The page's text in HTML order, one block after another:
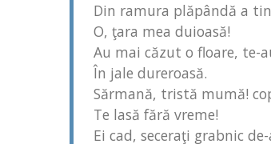
Din ramura plăpândă a
O, ţara mea duioasă!
Au mai căzut o floare, te-
În jale dureroasă.
Sărmană, tristă mumă!
Te lasă fără vreme!
Ei cad, seceraţi grabnic